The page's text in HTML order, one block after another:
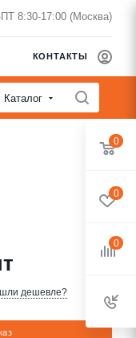
8:30-17:00 (Москва)
КОНТАКТЫ
Каталог
дешевле?
0
0
0